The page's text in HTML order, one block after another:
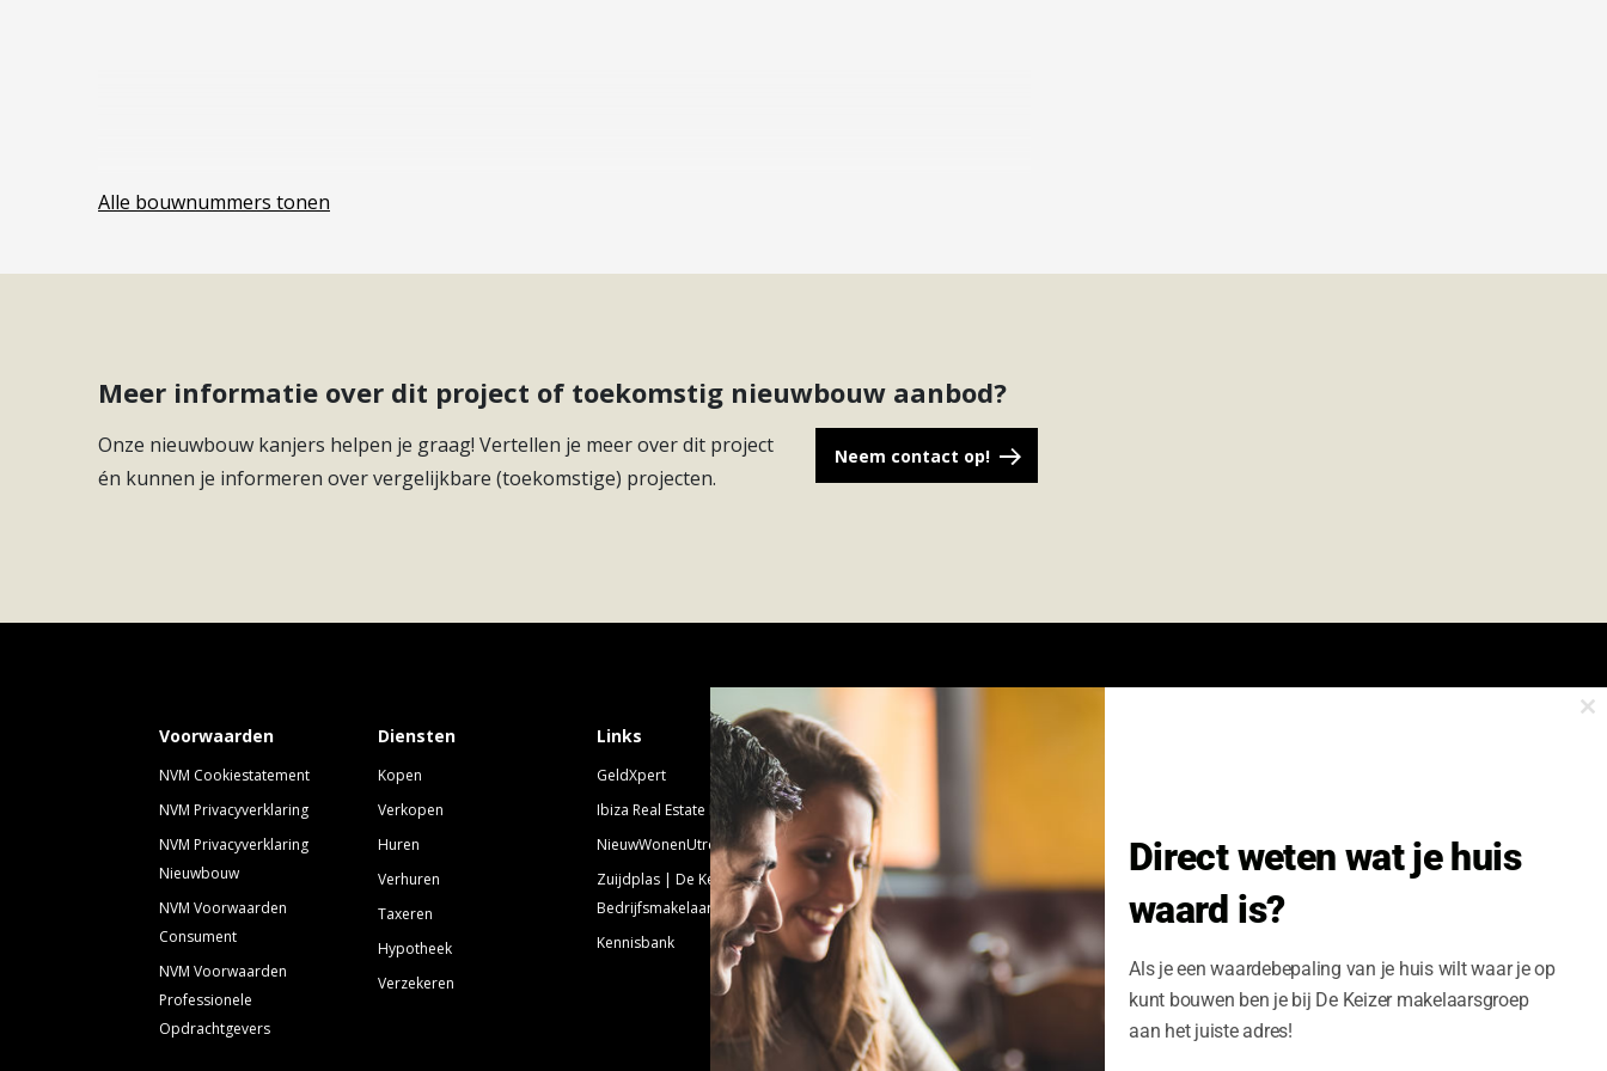
Alle bouwnummers tonen
Meer informatie over dit project of toekomstig nieuwbouw aanbod?
Onze nieuwbouw kanjers helpen je graag! Vertellen je meer over dit project
én kunnen je informeren over vergelijkbare (toekomstige) projecten.
Neem contact op!
Voorwaarden
NVM Cookiestatement
NVM Privacyverklaring
NVM Privacyverklaring
Nieuwbouw
NVM Voorwaarden
Consument
NVM Voorwaarden
Professionele
Opdrachtgevers
Diensten
Kopen
Verkopen
Huren
Verhuren
Taxeren
Hypotheek
Verzekeren
Links
GeldXpert
Ibiza Real Estate BDK
NieuwWonenUtrecht
Zuijdplas | De Keizer
Bedrijfsmakelaars
Kennisbank
Schrijf je in voor onze nieuwsbrief.
Nieuwsbrief Nieuwbouw
Emailadres: Volledige Naam:
Schrijf me nu in
Volg ons!
Direct weten wat je huis
waard is?
Als je een waardebepaling van je huis wilt waar je op
kunt bouwen ben je bij De Keizer makelaarsgroep
aan het juiste adres!